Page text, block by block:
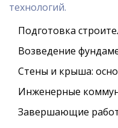
технологий.
Подготовка
Возведение
Стены и крыша:
Инженерные
Завершающие